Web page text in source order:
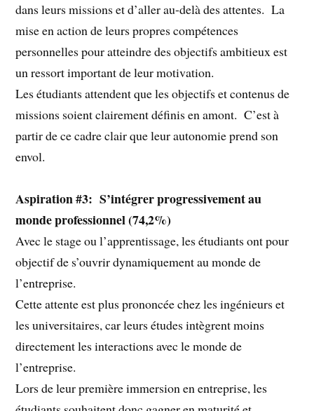
dans leurs missions et d’aller au-delà des attentes. La
mise en action de leurs propres compétences
personnelles pour atteindre des objectifs ambitieux est
un ressort important de leur motivation.
Les étudiants attendent que les objectifs et contenus de
missions soient clairement définis en amont. C’est à
partir de ce cadre clair que leur autonomie prend son
envol.
Aspiration #3: S’intégrer progressivement au
monde professionnel (74,2%)
Avec le stage ou l’apprentissage, les étudiants ont pour
objectif de s’ouvrir dynamiquement au monde de
l’entreprise.
Cette attente est plus prononcée chez les ingénieurs et
les universitaires, car leurs études intègrent moins
directement les interactions avec le monde de
l’entreprise.
Lors de leur première immersion en entreprise, les